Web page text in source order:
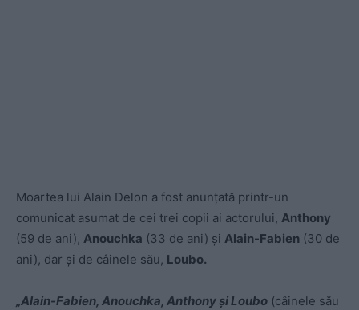
Moartea lui Alain Delon a fost anunțată printr-un
comunicat asumat de cei trei copii ai actorului, Anthony
(59 de ani), Anouchka (33 de ani) și Alain-Fabien (30 de
ani), dar şi de câinele său, Loubo.
„Alain-Fabien, Anouchka, Anthony şi Loubo (câinele său